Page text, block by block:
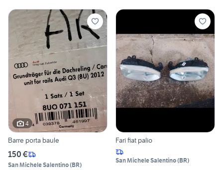
4
Barre porta baule
150 €
San Michele Salentino(BR)
Fari fiat palio
San Michele Salentino(BR)